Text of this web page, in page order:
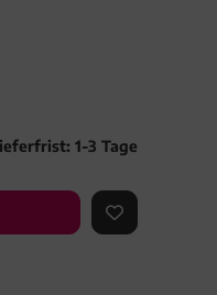
1-3 Tage
AUF DEN